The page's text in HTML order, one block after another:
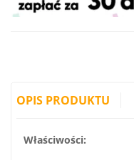
OPIS PRODUKTU
Właściwości: